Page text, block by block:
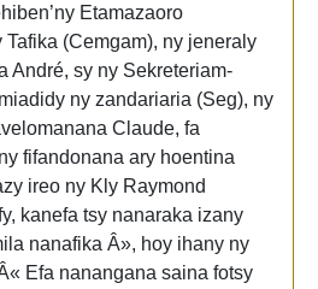
Etamazaoro
Tafika (Cemgam), ny jeneraly
André, sy ny Sekreteriam-
ny zandariaria (Seg), ny
Claude, fa
fifandonana ary hoentina
ireo ny Kly Raymond
kanefa tsy nanaraka izany
nanafika Â», hoy ihany ny
Efa nanangana saina fotsy